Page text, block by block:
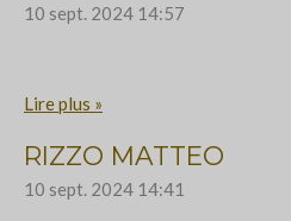
10 sept. 2024 14:57
Lire plus »
RIZZO MATTEO
10 sept. 2024 14:41